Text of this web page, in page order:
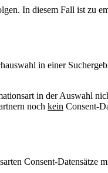
In diesem Fall ist zu
in einer
in der Auswahl
noch kein Consent-
Consent-Datensätze